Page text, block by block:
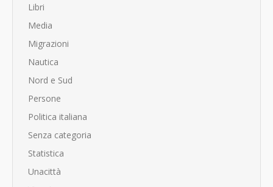
Libri
Media
Migrazioni
Nautica
Nord e Sud
Persone
Politica italiana
Senza categoria
Statistica
Unacittà